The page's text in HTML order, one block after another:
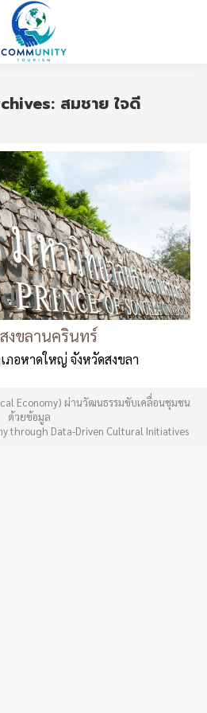
สมชาย ใจดี
งขลานครินทร์
ภอหาดใหญ่ จังหวัดสงขลา
Economy) ผ่านวัฒนธรรมขับเคลื่อนชุมชน
ด้วยข้อมูล
through Data-Driven Cultural Initiatives